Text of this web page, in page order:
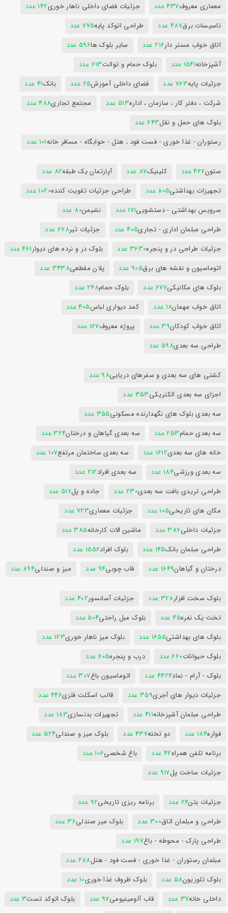
معماری معروف437 عدد جزئیات فضای داخلی ناهار خوری142 عدد
تاسیسات برق487 عدد طراحی اتوکد پایه775 عدد
اتاق خواب مستر دار216 عدد سایر بلوک ها596 عدد
آشپزخانه1541 عدد بلوک حمام و توالت613 عدد
جزئیات پایه763 عدد فضای داخلی آموزش25 عدد بانک41 عدد
شرکت ، دفتر کار ، سازمان ، اداره513 عدد مجتمع تجاری488 عدد
بلوک های حمل و نقل643 عدد
رستوران - غذا خوری - فست فود ; هتل - خوابگاه - مسافر خانه101 عدد
ستون467 عدد کلینیک87 عدد آپارتمان یک طبقه82 عدد
تجهیزات بهداشتی805 عدد طراحی جزئیات تقویت کننده1020 عدد
سرویس بهداشتی - دستشویی171 عدد نشیمن80 عدد
طراحی مبلمان اداری - تجاری405 عدد جزئیات تیر678 عدد
جزئیات طراحی در و پنجره3630 عدد بلوک در و نرده های دیوار461 عدد
اتوماسیون و نقشه های برق905 عدد پلان مقطعی3438 عدد
بلوک های مکانیکی677 عدد بلوک حمام248 عدد
اتاق خواب مهمان18 عدد کمد دیواری لباس405 عدد
اتاق خواب کودکان39 عدد پروژه معروف167 عدد
طراحی سه بعدی598 عدد
کشتی های سه بعدی و سفرهای دریایی98 عدد
اجزای سه بعدی الکتریکی353 عدد
سه بعدی بلوک های نگهدارنده مسکونی355 عدد
سه بعدی حمام253 عدد سه بعدی گیاهان و درختان324 عدد
خانه های سه بعدی1612 عدد سه بعدی ساختمان مرتفع107 عدد
سه بعدی ورزشی184 عدد سه بعدی افراد212 عدد
طراحی تریدی بافت سه بعدی230 عدد جاده و پل517 عدد
مکان های تاریخی105 عدد جزئیات معماری723 عدد
جزئیات داخلی387 عدد ماشین الات کارخانه385 عدد
طراحی مبلمان بانک145 عدد بلوک افراد1556 عدد
درختان و گیاهان1649 عدد قاب چوبی94 عدد میز و صندلی894 عدد
بلوک سخت افزار328 عدد جزئیات آسانسور402 عدد
تخت یک نفره45 عدد بلوک مبل راحتی504 عدد
بلوک های بهداشتی1655 عدد بلوک میز ناهار خوری123 عدد
بلوک حیوانات660 عدد درب و پنجره605 عدد
بلوک - آرام - نماد4424 عدد اتوماسیون باغ307 عدد
جزئیات دیوار های آجری359 عدد قالب اسکلت فلزی446 عدد
طراحی مبلمان آشپزخانه411 عدد تجهیزات بدنسازی183 عدد
فواره184 عدد دو تخته437 عدد بلوک میز و صندلی524 عدد
برنامه تلفن همراه42 عدد باغ شخصی106 عدد
جزئیات ساخت پل917 عدد
جزئیات بتن64 عدد برنامه ریزی تاریخی92 عدد
طراحی و مبلمان اتاق300 عدد بلوک میز صندلی36 عدد
طراحی پارک - محوطه - باغ197 عدد
مبلمان رستوران - غذا خوری - فست فود - هتل288 عدد
بلوک تلوزیون58 عدد بلوک ظروف غذا خوری10 عدد
داخلی خانه37 عدد قاب آلومینیومی97 عدد بلوک اتوکد تست3 عدد